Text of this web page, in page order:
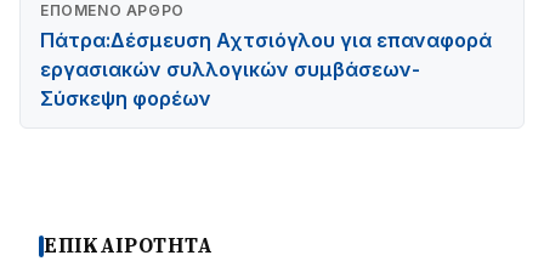
ΕΠΌΜΕΝΟ ΆΡΘΡΟ
Πάτρα:Δέσμευση Αχτσιόγλου για επαναφορά
εργασιακών συλλογικών συμβάσεων-
Σύσκεψη φορέων
ΕΠΙΚΑΙΡΟΤΗΤΑ